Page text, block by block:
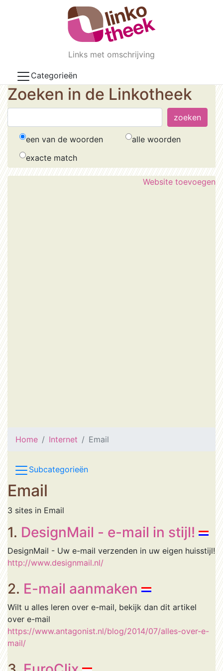
Skip to main content
Links met omschrijving
Categorieën
Zoeken in de Linkotheek
een van de woorden
alle woorden
exacte match
Website toevoegen
Home Internet Email
Subcategorieën
Email
3 sites in Email
1. DesignMail - e-mail in stijl!
DesignMail - Uw e-mail verzenden in uw eigen huisstijl!
http://www.designmail.nl/
2. E-mail aanmaken
Wilt u alles leren over e-mail, bekijk dan dit artikel
over e-mail
https://www.antagonist.nl/blog/2014/07/alles-over-e-
mail/